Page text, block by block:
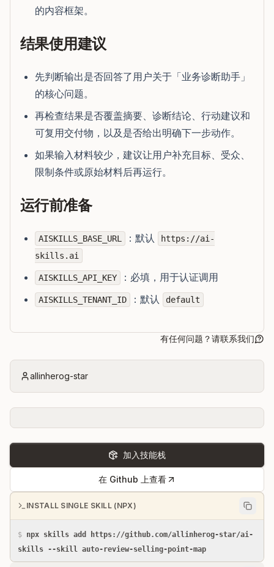
的内容框架。
结果使用建议
先判断输出是否回答了用户关于「业务诊断助手」
的核心问题。
再检查结果是否覆盖摘要、诊断结论、行动建议和
可复用交付物，以及是否给出明确下一步动作。
如果输入材料较少，建议让用户补充目标、受众、
限制条件或原始材料后再运行。
运行前准备
AISKILLS_BASE_URL ：默认
https://ai-
skills.ai
AISKILLS_API_KEY ：必填，用于认证调用
AISKILLS_TENANT_ID ：默认 default
有任何问题？请联系我们
allinherog-star
加入技能栈
在 Github 上查看
INSTALL SINGLE SKILL (NPX)
$ npx skills add https://github.com/allinherog-star/ai-
skills --skill auto-review-selling-point-map